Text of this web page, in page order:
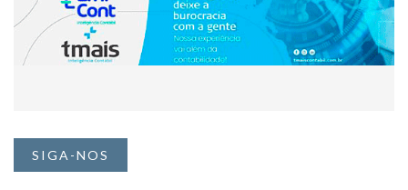
SIGA-NOS